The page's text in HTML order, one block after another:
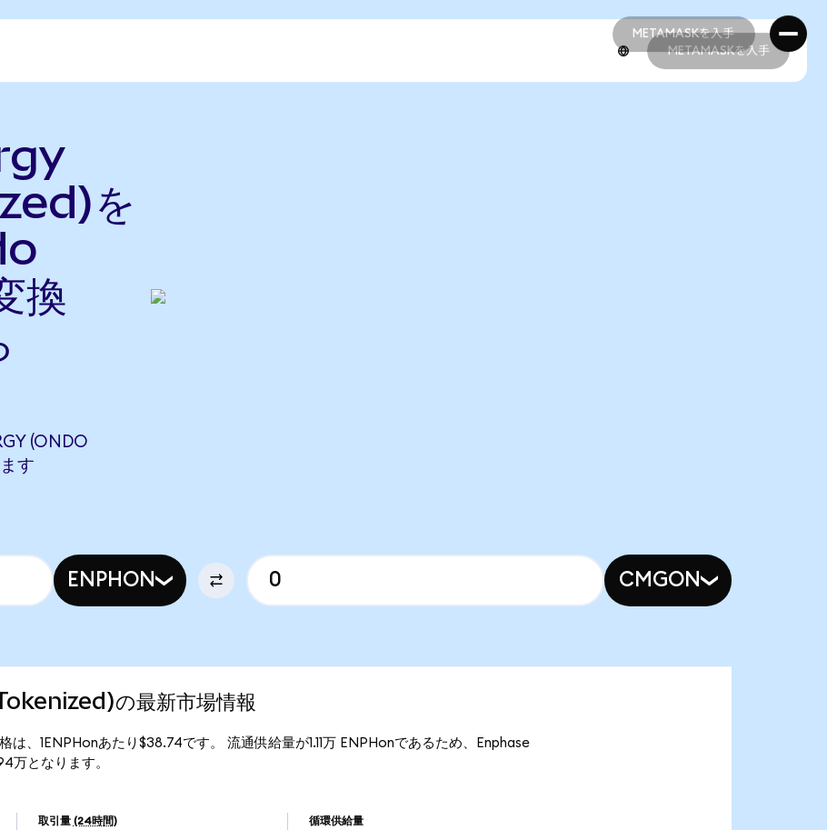
METAMASKを入手
METAMASKを入手
METAMASKを入手
を
換
(ONDO
す
ENPHON CMGON
の最新市場情報
、1ENPHonあたり$38.74です。 流通供給量が1.11万 ENPHonであるため、Enphase
万となります。
取引量 (24時間) 循環供給量